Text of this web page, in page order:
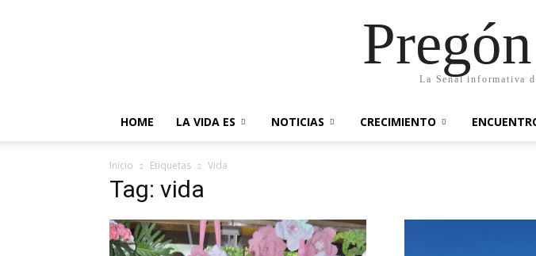
La Señal informativa
HOME LA VIDA ES NOTICIAS CRECIMIENTO
Inicio Etiquetas Vida
Tag: vida